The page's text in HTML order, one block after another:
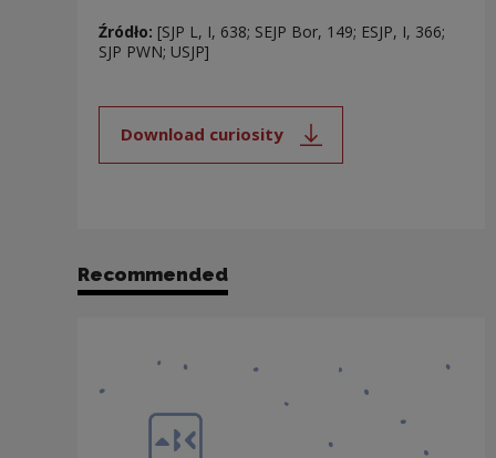
Źródło: [SJP L, I, 638; SEJP Bor, 149; ESJP, I, 366;
SJP PWN; USJP]
Download curiosity
Note, the link will open in a new
Recommended